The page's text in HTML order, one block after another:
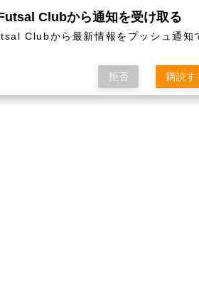
Clubから通知を受け取る
Clubから最新情報をプッシュ通知
拒否 購読す